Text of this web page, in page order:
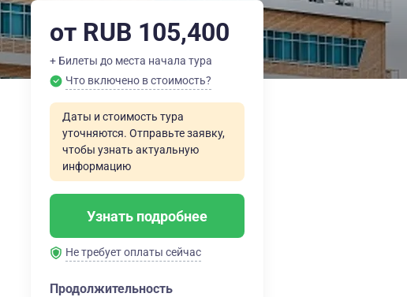
от RUB 105,400
+ Билеты до места начала тура
Что включено в стоимость?
Даты и стоимость тура
уточняются. Отправьте заявку,
чтобы узнать актуальную
информацию
Узнать подробнее
Не требует оплаты сейчас
Продолжительность